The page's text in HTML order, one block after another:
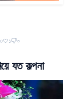
১ ০
যত কল্পনা